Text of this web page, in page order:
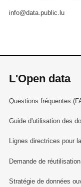
info@data.public.lu
L'Open data
Questions fréquentes
Guide d'utilisation des
Lignes directrices pour
Demande de
Stratégie de données